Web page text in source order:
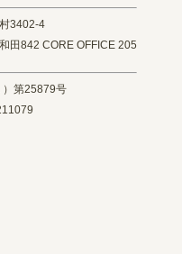
3402-4
田842 CORE OFFICE 205
）第25879号